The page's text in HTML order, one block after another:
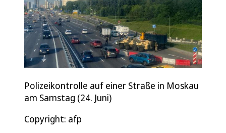
Polizeikontrolle auf einer Straße in Moskau
am Samstag (24. Juni)
Copyright: afp